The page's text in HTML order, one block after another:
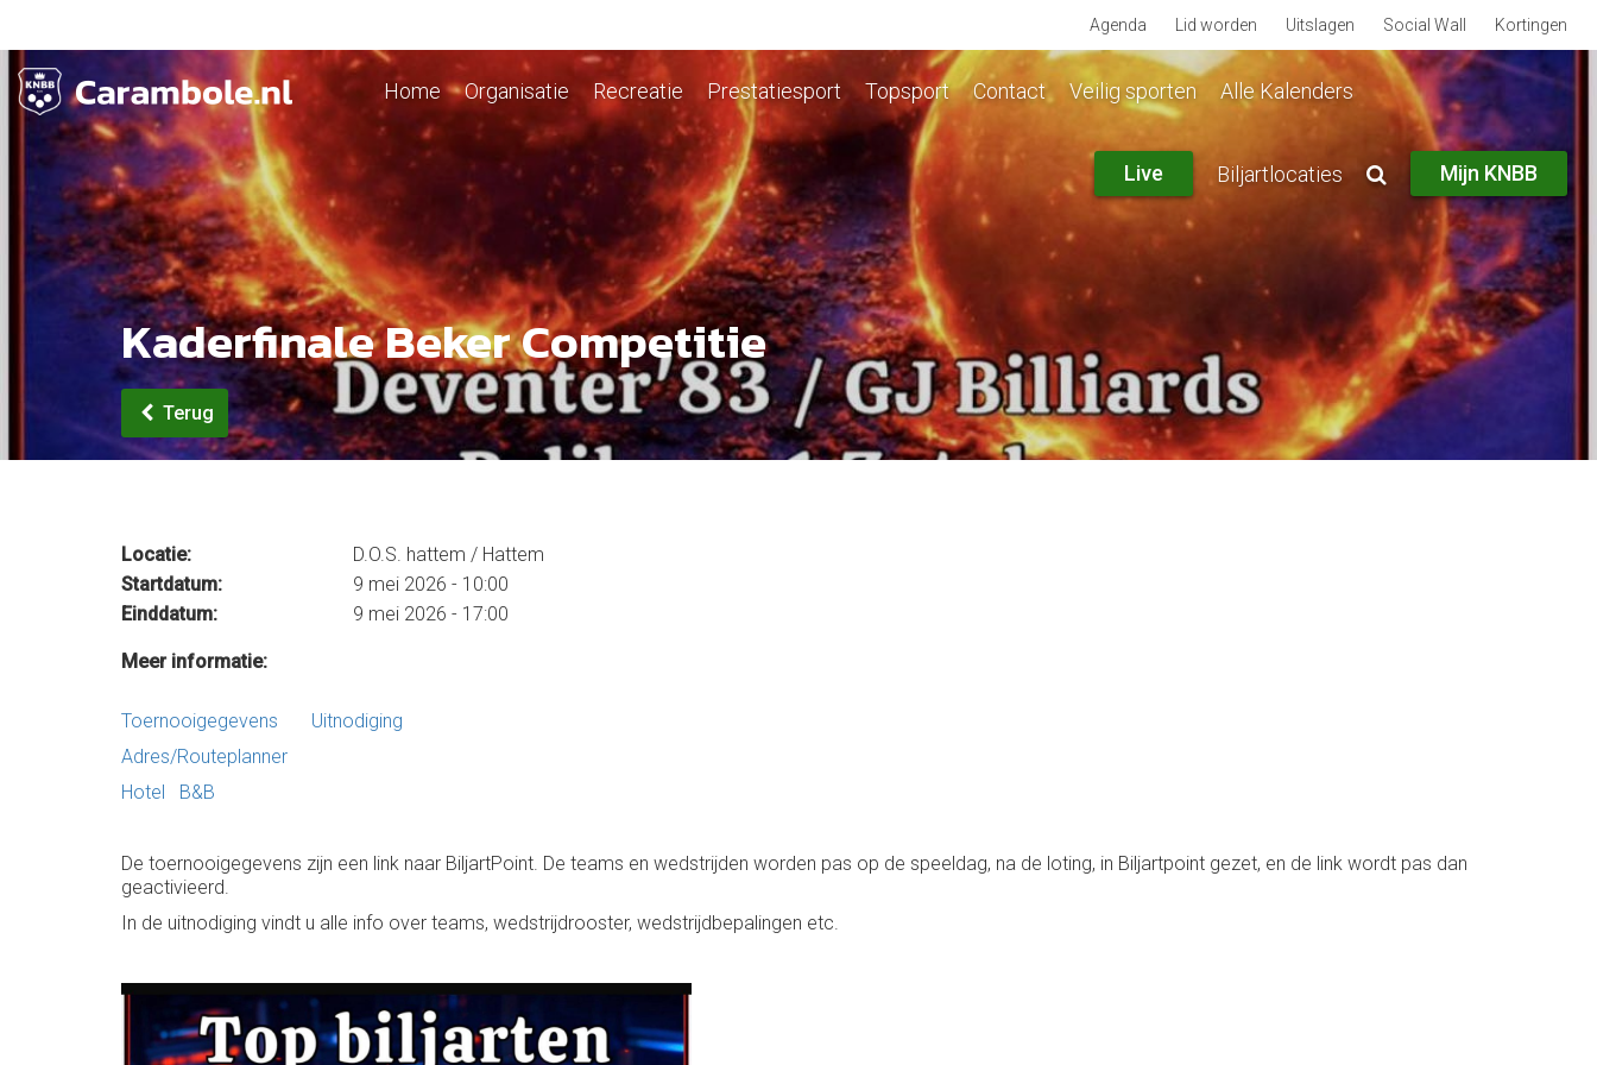
Agenda Lid worden Uitslagen Social Wall Kortingen
Home Organisatie Recreatie Prestatiesport Topsport Contact Veilig sporten Alle Kalenders
Live Biljartlocaties Mijn KNBB
Kaderfinale Beker Competitie
Terug
Locatie:
D.O.S. hattem / Hattem
Startdatum:
9 mei 2026 - 10:00
Einddatum:
9 mei 2026 - 17:00
Meer informatie:
Toernooigegevens
Uitnodiging
Adres/Routeplanner
Hotel
B&B
De toernooigegevens zijn een link naar BiljartPoint. De teams en wedstrijden worden pas op de speeldag, na de loting, in Biljartpoint gezet, en de link wordt pas dan
geactivieerd.
In de uitnodiging vindt u alle info over teams, wedstrijdrooster, wedstrijdbepalingen etc.